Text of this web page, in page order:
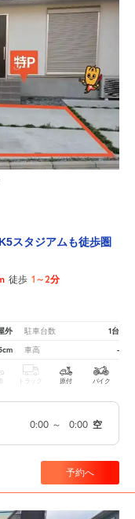
スタジアムも徒歩圏
徒歩 1～2分
外 駐車台数 1台
車高 -
トラック 原付 バイク
0:00 ～ 0:00 空
予約へ